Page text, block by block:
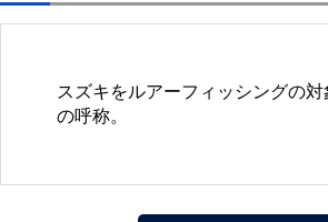
スズキをルアーフィッシングの
の呼称。